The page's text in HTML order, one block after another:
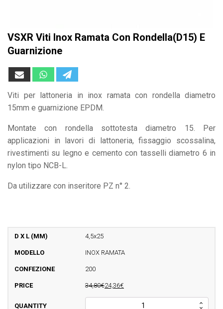
VSXR Viti Inox Ramata Con Rondella(D15) E
Guarnizione
Viti per lattoneria in inox ramata con rondella diametro
15mm e guarnizione EPDM.
Montate con rondella sottotesta diametro 15. Per
applicazioni in lavori di lattoneria, fissaggio scossalina,
rivestimenti su legno e cemento con tasselli diametro 6 in
nylon tipo NCB-L.
Da utilizzare con inseritore PZ n° 2.
4,5x25
INOX RAMATA
200
34,80€24,36€
VSXR